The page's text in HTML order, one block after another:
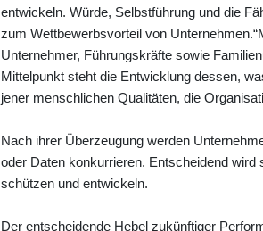
entwickeln. Würde, Selbstführung und die
zum Wettbewerbsvorteil von
Unternehmer, Führungskräfte sowie
Mittelpunkt steht die Entwicklung dessen,
jener menschlichen Qualitäten, die
Nach ihrer Überzeugung werden
oder Daten konkurrieren. Entscheidend
schützen und entwickeln.
Der entscheidende Hebel zukünftiger